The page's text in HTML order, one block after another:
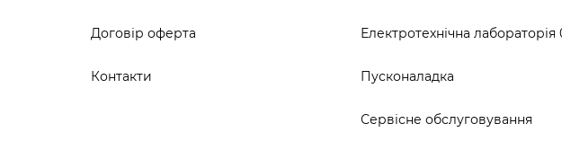
Договір оферта
Контакти
Електротехнічна лабораторія
Пусконаладка
Сервісне обслуговування